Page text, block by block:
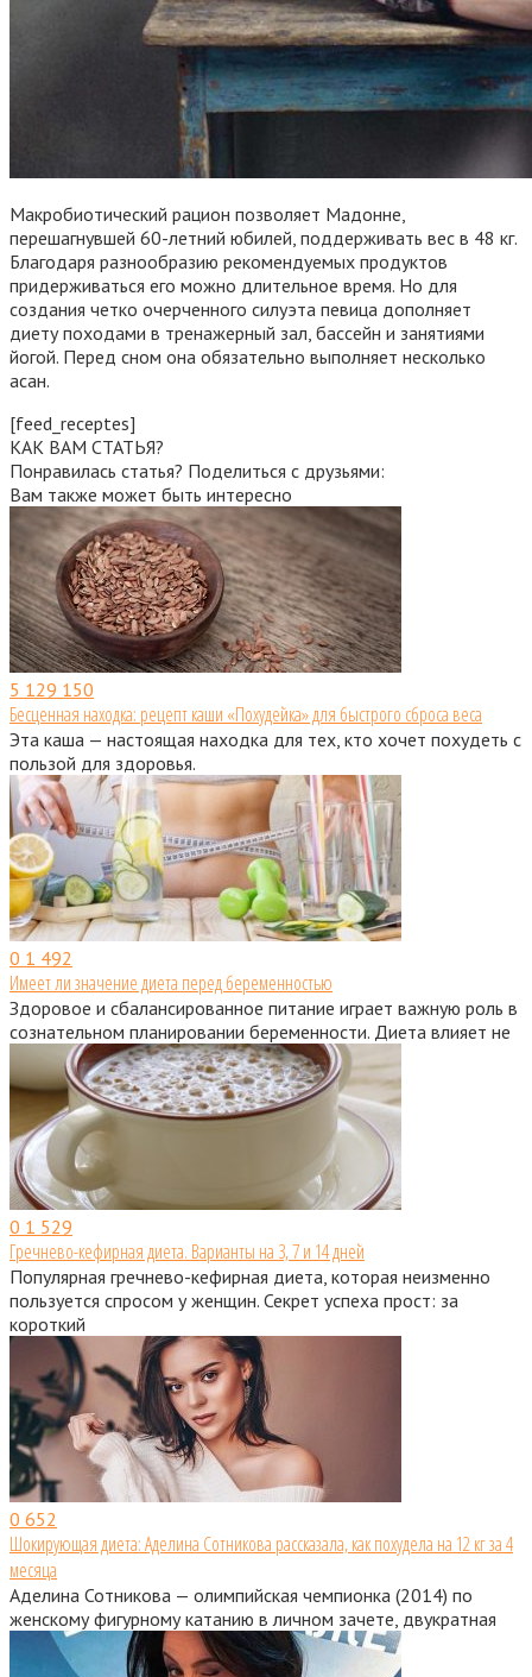
Макробиотический рацион позволяет Мадонне,
перешагнувшей 60-летний юбилей, поддерживать вес в 48 кг.
Благодаря разнообразию рекомендуемых продуктов
придерживаться его можно длительное время. Но для
создания четко очерченного силуэта певица дополняет
диету походами в тренажерный зал, бассейн и занятиями
йогой. Перед сном она обязательно выполняет несколько
асан.
[feed_receptes]
КАК ВАМ СТАТЬЯ?
Понравилась статья? Поделиться с друзьями:
Вам также может быть интересно
5 129 150
Бесценная находка: рецепт каши «Похудейка» для быстрого сброса веса
Эта каша — настоящая находка для тех, кто хочет похудеть с
пользой для здоровья.
0 1 492
Имеет ли значение диета перед беременностью
Здоровое и сбалансированное питание играет важную роль в
сознательном планировании беременности. Диета влияет не
0 1 529
Гречнево-кефирная диета. Варианты на 3, 7 и 14 дней
Популярная гречнево-кефирная диета, которая неизменно
пользуется спросом у женщин. Секрет успеха прост: за
короткий
0 652
Шокирующая диета: Аделина Сотникова рассказала, как похудела на 12 кг за 4
месяца
Аделина Сотникова — олимпийская чемпионка (2014) по
женскому фигурному катанию в личном зачете, двукратная